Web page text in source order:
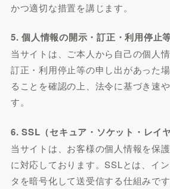
かつ適切な措置を講じます。
5. 個人情報の開示・訂正・利用停止
当サイトは、ご本人から自己の個人
訂正・利用停止等の申し出があった
ることを確認の上、法令に基づき速
す。
6. SSL（セキュア・ソケット・レイ
当サイトは、お客様の個人情報を保
に対応しております。SSLとは、イ
タを暗号化して送受信する仕組みで